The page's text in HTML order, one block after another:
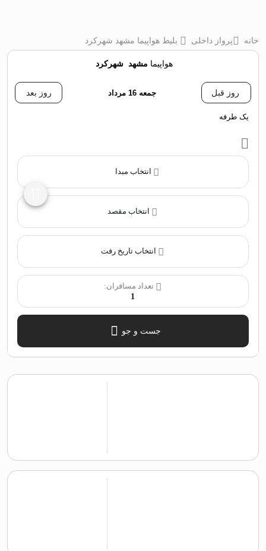
خانه پرواز داخلی بلیط هواپیما مشهد شهرکرد
هواپیما مشهد شهرکرد
روز قبل جمعه 16 مرداد روز بعد
یک طرفه
انتخاب مبدا
انتخاب مقصد
تعداد مسافران:
1
جست و جو